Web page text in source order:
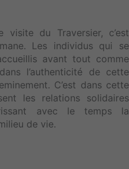
du Traversier, c’est
Les individus qui se
avant tout comme
l’authenticité de cette
C’est dans cette
les relations solidaires
avec le temps la
de vie.